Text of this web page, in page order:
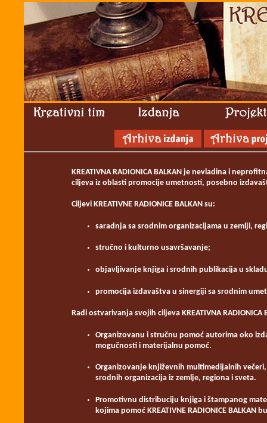
KREATIVNA RADIONICA BALKAN je nevladina i
ciljeva iz oblasti promocije umetnosti, posebno
Ciljevi KREATIVNE RADIONICE BALKAN su:
saradnja sa srodnim organizacijama u zemlji,
stručno i kulturno usavršavanje;
objavljivanje knjiga i srodnih publikacija u
promocija izdavaštva u sinergiji sa srodnim
Radi ostvarivanja svojih ciljeva KREATIVNA
Organizovanu i stručnu pomoć autorima oko
mogučnosti i materijalnu pomoć.
Organizovanje književnih multimedijalnih
srodnih organizacija iz zemlje, regiona i sveta.
Promotivnu distribuciju knjiga i štampanog
kojima pomoć KREATIVNE RADIONICE BALKAN